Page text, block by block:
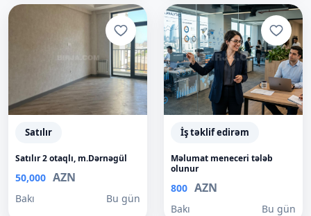
Satılır
Satılır 2 otaqlı, m.Dərnəgül
50,000 AZN
Bakı Bu gün
İş təklif edirəm
Məlumat meneceri tələb
olunur
800 AZN
Bakı Bu gün